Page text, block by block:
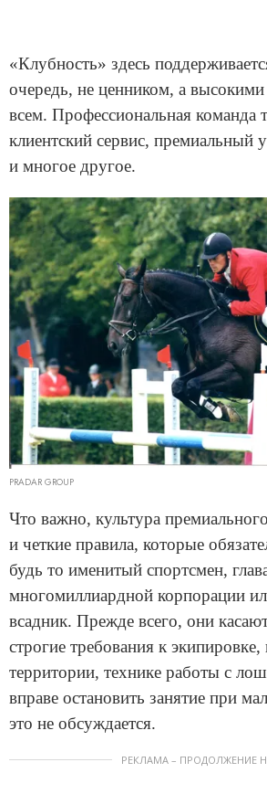
«Клубность» здесь
очередь, не ценником, а высокими
всем. Профессиональная команда
клиентский сервис, премиальный
и многое другое.
PRADAR GROUP
Что важно, культура
и четкие правила, которые
будь то именитый спортсмен,
многомиллиардной корпорации
всадник. Прежде всего, они
строгие требования к
территории, технике работы с
вправе остановить занятие при
это не обсуждается.
РЕКЛАМА – ПРОДОЛЖЕНИЕ